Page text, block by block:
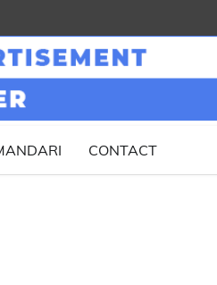
CONTACT